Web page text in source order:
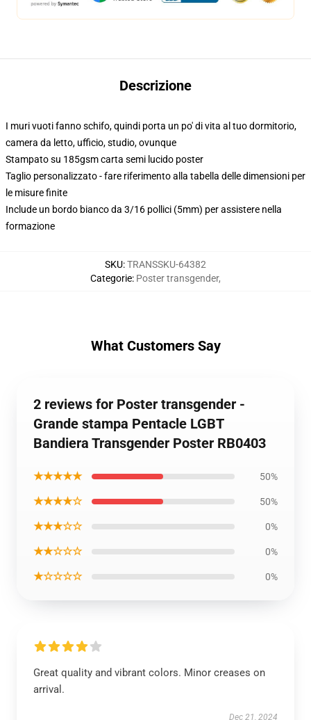
Descrizione
I muri vuoti fanno schifo, quindi porta un po' di vita al tuo dormitorio,
camera da letto, ufficio, studio, ovunque
Stampato su 185gsm carta semi lucido poster
Taglio personalizzato - fare riferimento alla tabella delle dimensioni per
le misure finite
Include un bordo bianco da 3/16 pollici (5mm) per assistere nella
formazione
SKU:TRANSSKU-64382
Categorie: Poster transgender,
What Customers Say
2 reviews for Poster transgender -
Grande stampa Pentacle LGBT
Bandiera Transgender Poster RB0403
★★★★★ 50%
★★★★☆ 50%
★★★☆☆ 0%
★★☆☆☆ 0%
★☆☆☆☆ 0%
Great quality and vibrant colors. Minor creases on
arrival.
Dec 21, 2024